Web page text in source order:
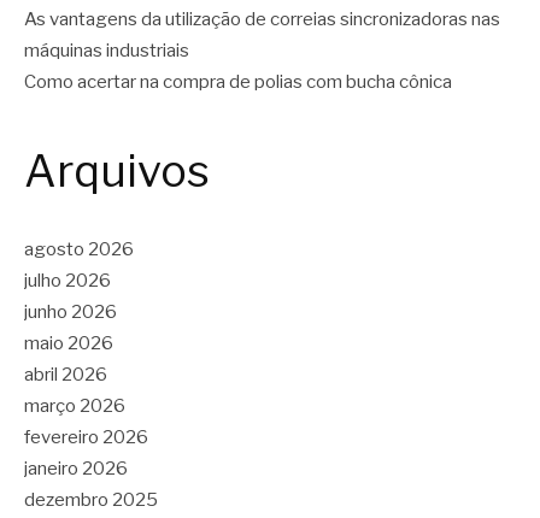
As vantagens da utilização de correias sincronizadoras nas
máquinas industriais
Como acertar na compra de polias com bucha cônica
Arquivos
agosto 2026
julho 2026
junho 2026
maio 2026
abril 2026
março 2026
fevereiro 2026
janeiro 2026
dezembro 2025